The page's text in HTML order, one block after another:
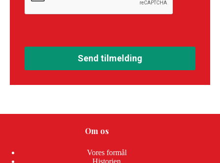
Send tilmelding
Om os
Vores formål
Historien